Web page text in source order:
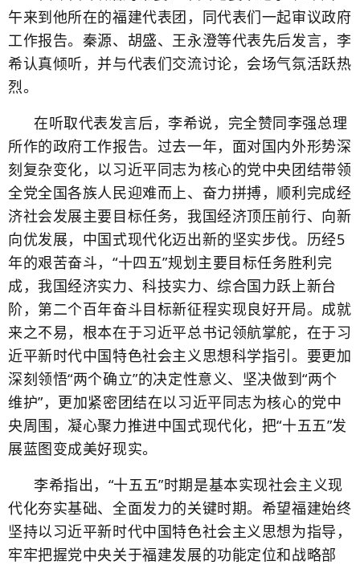
午来到他所在的福建代表团，同代表们一起审议政府
工作报告。秦源、胡盛、王永澄等代表先后发言，李
希认真倾听，并与代表们交流讨论，会场气氛活跃热
烈。
在听取代表发言后，李希说，完全赞同李强总理
所作的政府工作报告。过去一年，面对国内外形势深
刻复杂变化，以习近平同志为核心的党中央团结带领
全党全国各族人民迎难而上、奋力拼搏，顺利完成经
济社会发展主要目标任务，我国经济顶压前行、向新
向优发展，中国式现代化迈出新的坚实步伐。历经5
年的艰苦奋斗，“十四五”规划主要目标任务胜利完
成，我国经济实力、科技实力、综合国力跃上新台
阶，第二个百年奋斗目标新征程实现良好开局。成就
来之不易，根本在于习近平总书记领航掌舵，在于习
近平新时代中国特色社会主义思想科学指引。要更加
深刻领悟“两个确立”的决定性意义、坚决做到“两个
维护”，更加紧密团结在以习近平同志为核心的党中
央周围，凝心聚力推进中国式现代化，把“十五五”发
展蓝图变成美好现实。
李希指出，“十五五”时期是基本实现社会主义现
代化夯实基础、全面发力的关键时期。希望福建始终
坚持以习近平新时代中国特色社会主义思想为指导，
牢牢把握党中央关于福建发展的功能定位和战略部